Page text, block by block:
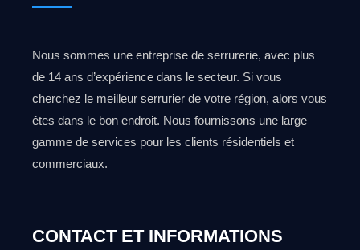
Nous sommes une entreprise de serrurerie, avec plus
de 14 ans d’expérience dans le secteur. Si vous
cherchez le meilleur serrurier de votre région, alors vous
êtes dans le bon endroit. Nous fournissons une large
gamme de services pour les clients résidentiels et
commerciaux.
CONTACT ET INFORMATIONS